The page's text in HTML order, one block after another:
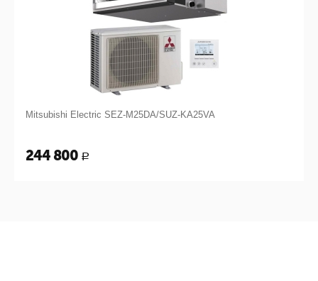
Mitsubishi Electric SEZ-M25DA/SUZ-KA25VA
244 800 Р